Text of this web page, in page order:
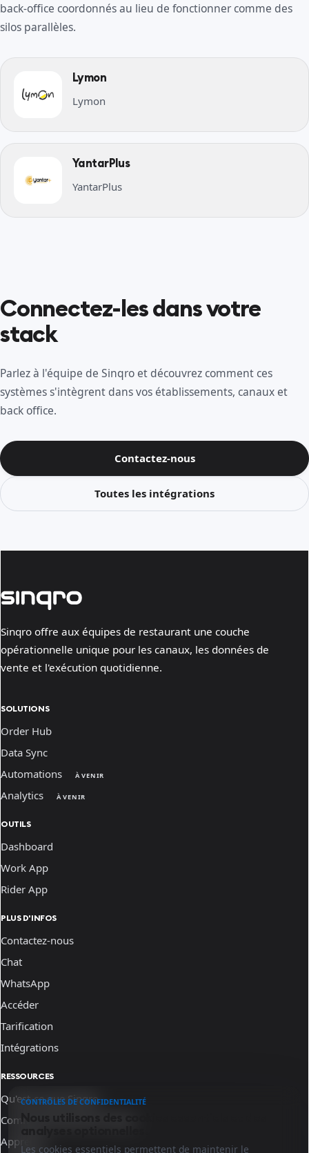
back-office coordonnés au lieu de fonctionner comme des
silos parallèles.
Lymon
Lymon
YantarPlus
YantarPlus
Connectez-les dans votre
stack
Parlez à l'équipe de Sinqro et découvrez comment ces
systèmes s'intègrent dans vos établissements, canaux et
back office.
Contactez-nous
Toutes les intégrations
Sinqro offre aux équipes de restaurant une couche
opérationnelle unique pour les canaux, les données de
vente et l'exécution quotidienne.
SOLUTIONS
Order Hub
Data Sync
Automations
À VENIR
Analytics À VENIR
OUTILS
Dashboard
Work App
Rider App
PLUS D'INFOS
Contactez-nous
Chat
WhatsApp
Accéder
Tarification
Intégrations
RESSOURCES
Qu'est-ce que Sinqro
Comment fonctionne Sinqro
Apprenez
CONTRÔLES DE CONFIDENTIALITÉ
Nous utilisons des cookies essentiels et des
Les cookies essentiels permettent de maintenir le